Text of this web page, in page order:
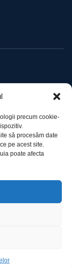
precum cookie-
să procesăm date
pe acest site.
poate afecta
ap. 23,